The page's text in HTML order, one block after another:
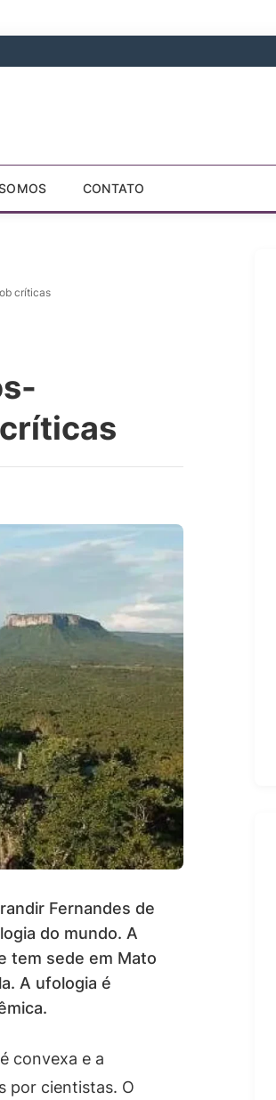
CONTATO
críticas
Fernandes de
do mundo. A
tem sede em Mato
A ufologia é
convexa e a
por cientistas. O